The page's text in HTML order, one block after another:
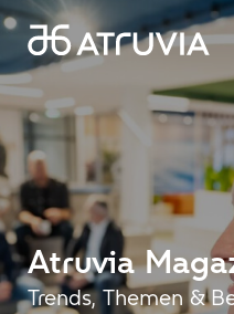
Atruvia
Trends, Themen &